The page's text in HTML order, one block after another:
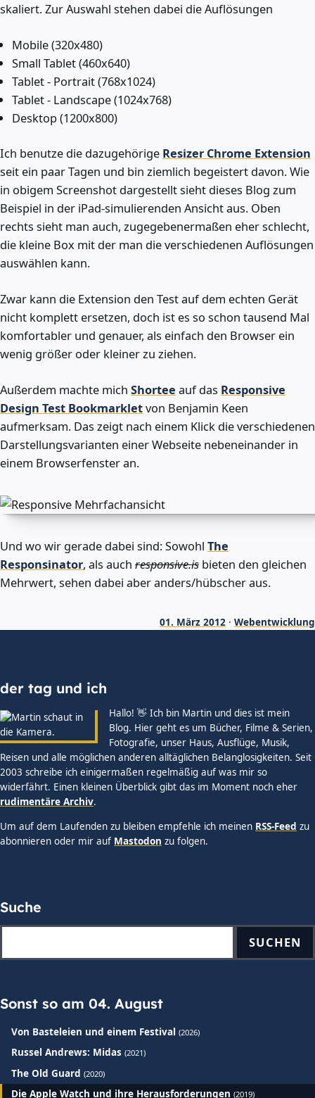
skaliert. Zur Auswahl stehen dabei die Auflösungen
Mobile (320x480)
Small Tablet (460x640)
Tablet - Portrait (768x1024)
Tablet - Landscape (1024x768)
Desktop (1200x800)
Ich benutze die dazugehörige Resizer Chrome Extension
seit ein paar Tagen und bin ziemlich begeistert davon. Wie
in obigem Screenshot dargestellt sieht dieses Blog zum
Beispiel in der iPad-simulierenden Ansicht aus. Oben
rechts sieht man auch, zugegebenermaßen eher schlecht,
die kleine Box mit der man die verschiedenen Auflösungen
auswählen kann.
Zwar kann die Extension den Test auf dem echten Gerät
nicht komplett ersetzen, doch ist es so schon tausend Mal
komfortabler und genauer, als einfach den Browser ein
wenig größer oder kleiner zu ziehen.
Außerdem machte mich Shortee auf das Responsive
Design Test Bookmarkletvon Benjamin Keen
aufmerksam. Das zeigt nach einem Klick die verschiedenen
Darstellungsvarianten einer Webseite nebeneinander in
einem Browserfenster an.
Und wo wir gerade dabei sind: Sowohl The
Responsinator, als auch responsive.is bieten den gleichen
Mehrwert, sehen dabei aber anders/hübscher aus.
01. März 2012 · Webentwicklung
der tag und ich
Hallo! 👋 Ich bin Martin und dies ist mein
Blog. Hier geht es um Bücher, Filme & Serien,
Fotografie, unser Haus, Ausflüge, Musik,
Reisen und alle möglichen anderen alltäglichen Belanglosigkeiten. Seit
2003 schreibe ich einigermaßen regelmäßig auf was mir so
widerfährt. Einen kleinen Überblick gibt das im Moment noch eher
rudimentäre Archiv.
Um auf dem Laufenden zu bleiben empfehle ich meinen RSS-Feed zu
abonnieren oder mir auf Mastodon zu folgen.
Suche
SUCHEN
Sonst so am 04. August
Von Basteleien und einem Festival (2026)
Russel Andrews: Midas (2021)
The Old Guard (2020)
Die Apple Watch und ihre Herausforderungen (2019)